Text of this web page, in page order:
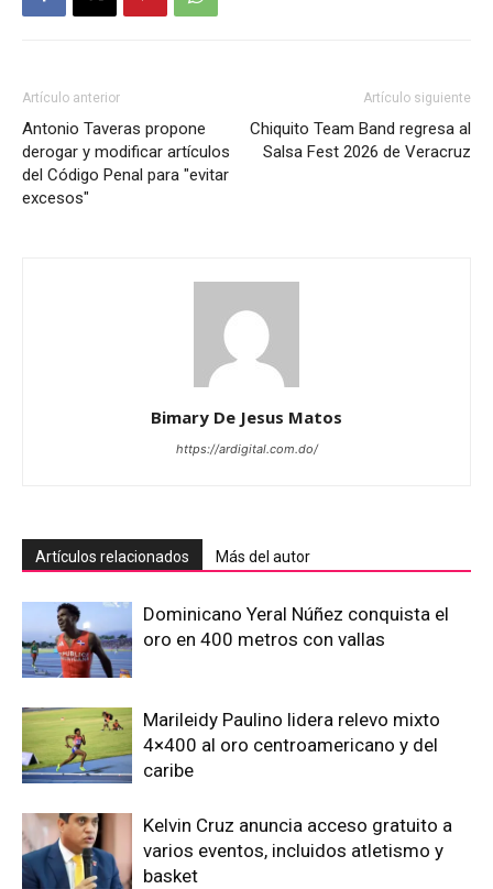
Artículo anterior
Antonio Taveras propone
derogar y modificar artículos
del Código Penal para "evitar
excesos"
Artículo siguiente
Chiquito Team Band regresa al
Salsa Fest 2026 de Veracruz
Bimary De Jesus Matos
https://ardigital.com.do/
Artículos relacionados Más del autor
Dominicano Yeral Núñez conquista el
oro en 400 metros con vallas
Marileidy Paulino lidera relevo mixto
4×400 al oro centroamericano y del
caribe
Kelvin Cruz anuncia acceso gratuito a
varios eventos, incluidos atletismo y
basket